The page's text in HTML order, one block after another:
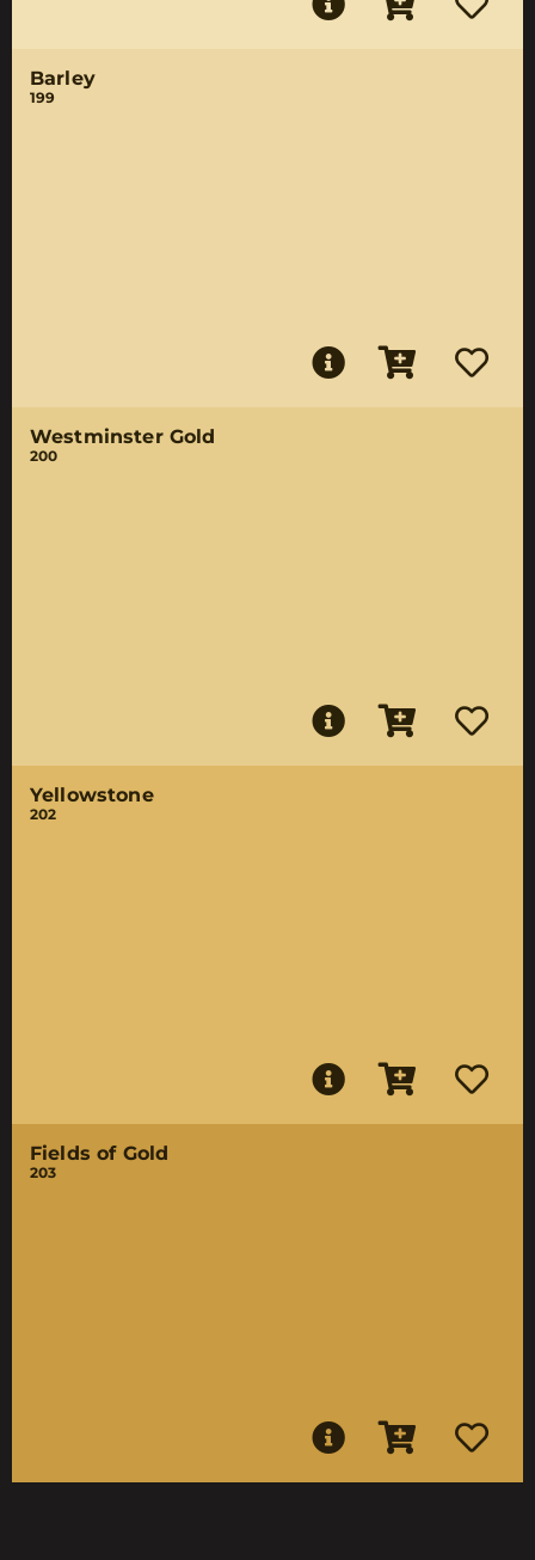
Barley
199
Westminster Gold
200
Yellowstone
202
Fields of Gold
203